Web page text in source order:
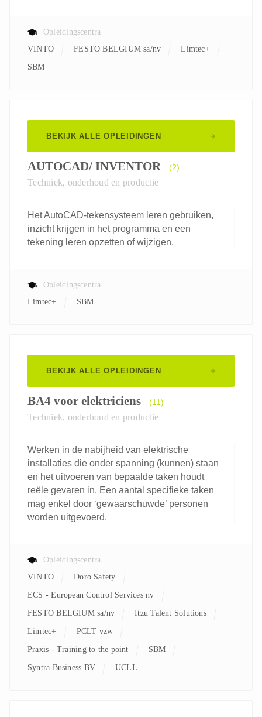
Opleidingscentra
VINTO
FESTO BELGIUM sa/nv Limtec+
SBM
BEKIJK ALLE OPLEIDINGEN
AUTOCAD/ INVENTOR (2)
Techniek, onderhoud en productie
Het AutoCAD-tekensysteem leren gebruiken,
inzicht krijgen in het programma en een
tekening leren opzetten of wijzigen.
Opleidingscentra
Limtec+
SBM
BEKIJK ALLE OPLEIDINGEN
BA4 voor elektriciens (11)
Techniek, onderhoud en productie
Werken in de nabijheid van elektrische
installaties die onder spanning (kunnen) staan
en het uitvoeren van bepaalde taken houdt
reële gevaren in. Een aantal specifieke taken
mag enkel door ‘gewaarschuwde’ personen
worden uitgevoerd.
Opleidingscentra
VINTO
Doro Safety
ECS - European Control Services nv
FESTO BELGIUM sa/nv Itzu Talent Solutions
Limtec+ PCLT vzw
Praxis - Training to the point SBM
Syntra Business BV UCLL